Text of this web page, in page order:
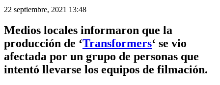
22 septiembre, 2021 13:48
Medios locales informaron que la
producción de ‘Transformers‘ se vio
afectada por un grupo de personas que
intentó llevarse los equipos de filmación.